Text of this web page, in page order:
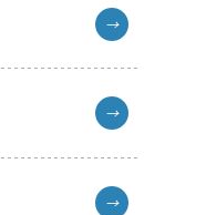
→
→
→